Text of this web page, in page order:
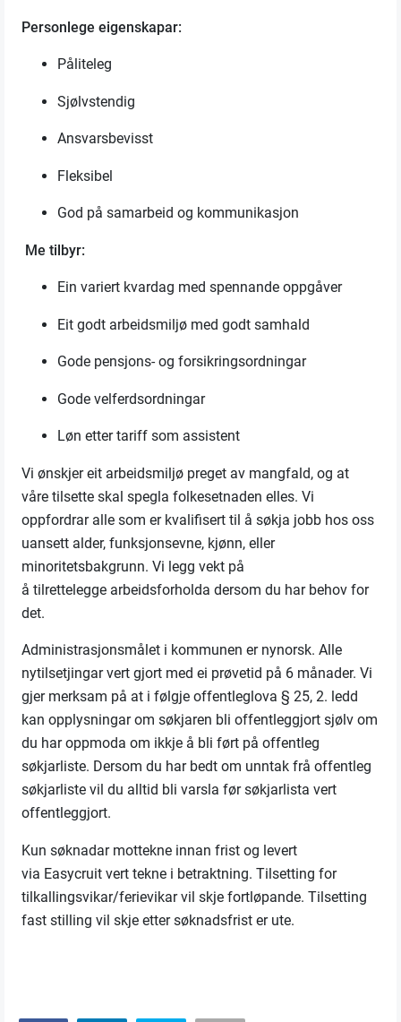
Personlege eigenskapar:
Påliteleg
Sjølvstendig
Ansvarsbevisst
Fleksibel
God på samarbeid og kommunikasjon
Me tilbyr:
Einvariert kvardag med spennande oppgåver
Eit godt arbeidsmiljø med godt samhald
Gode pensjons- og forsikringsordningar
Gode velferdsordningar
Løn ettertariff som assistent
Vi ønskjer eit arbeidsmiljø preget av mangfald, og at
våre tilsette skal spegla folkesetnaden elles. Vi
oppfordrar alle som er kvalifisert til å søkja jobb hos oss
uansett alder, funksjonsevne, kjønn, eller
minoritetsbakgrunn. Vi legg vekt på
åtilrettelegge arbeidsforholda dersom du har behov for
det.
Administrasjonsmålet i kommunen er nynorsk. Alle
nytilsetjingar vert gjort med ei prøvetid på 6 månader. Vi
gjer merksam på at i følgje offentleglova § 25, 2. ledd
kan opplysningar om søkjaren bli offentleggjort sjølv om
du har oppmoda om ikkje å bli ført på offentleg
søkjarliste. Dersom du har bedt om unntak frå offentleg
søkjarliste vil du alltid bli varsla før søkjarlista vert
offentleggjort.
Kun søknadar mottekne innan frist og levert
via Easycruit vert tekne i betraktning. Tilsetting for
tilkallingsvikar/ferievikarvil skje fortløpande. Tilsetting
fast stilling vil skje etter søknadsfrist er ute.